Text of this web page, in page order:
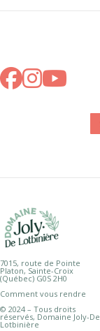
7015, route de Pointe
Platon, Sainte-Croix
(Québec) G0S 2H0
Comment vous rendre
© 2024 – Tous droits
réservés, Domaine Joly-De
Lotbinière